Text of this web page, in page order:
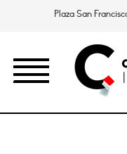
Plaza San